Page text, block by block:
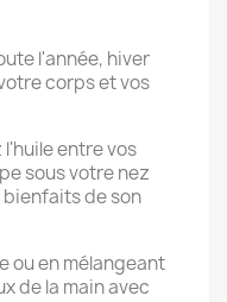
l'année, hiver
corps et vos
entre vos
sous votre nez
de son
ou en mélangeant
de la main avec